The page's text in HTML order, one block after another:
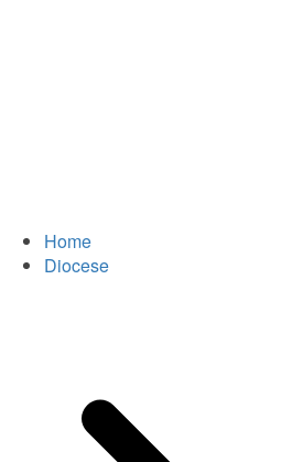
Home
Diocese